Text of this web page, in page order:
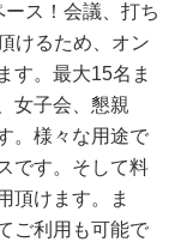
ス！会議、打ち
けるため、オン
す。最大15名ま
女子会、懇親
。様々な用途で
です。そして料
頂けます。ま
ご利用も可能で